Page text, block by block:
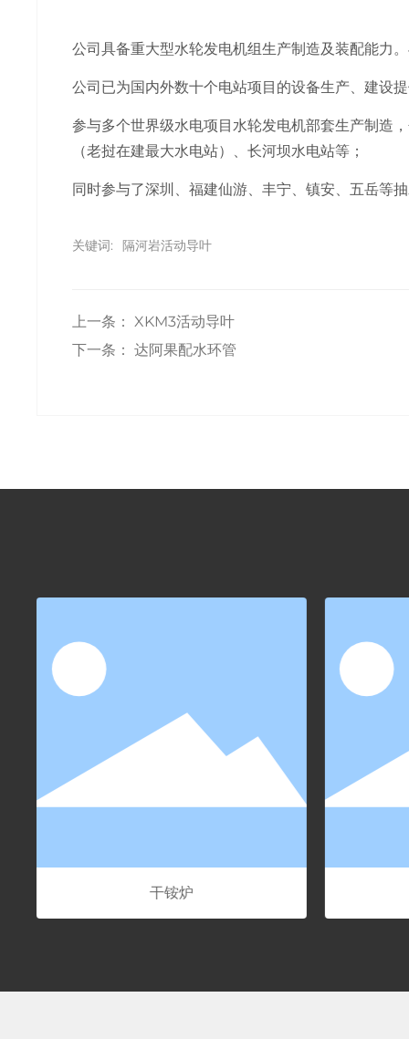
公司具备重大型水轮发电机组生产制造及装配能力
公司已为国内外数十个电站项目的设备生产、建设
参与多个世界级水电项目水轮发电机部套生产制造
（老挝在建最大水电站）、长河坝水电站等；
同时参与了深圳、福建仙游、丰宁、镇安、五岳等
关键词: 隔河岩活动导叶
上一条：XKM3活动导叶
下一条：达阿果配水环管